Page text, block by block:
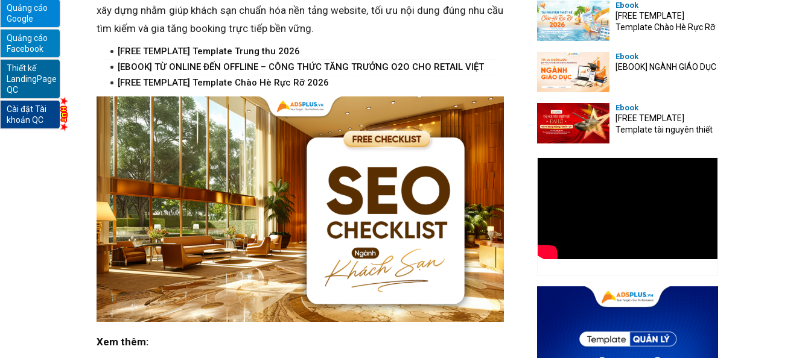
marketing
online
xây dựng nhằm giúp khách sạn chuẩn hóa nền tảng website, tối ưu nội dung đúng nhu cầu
tìm kiếm và gia tăng booking trực tiếp bền vững.
[FREE TEMPLATE] Template Trung thu 2026
[EBOOK] TỪ ONLINE ĐẾN OFFLINE – CÔNG THỨC TĂNG TRƯỞNG O2O CHO RETAIL VIỆT
[FREE TEMPLATE] Template Chào Hè Rực Rỡ 2026
Xem thêm:
Quảng cáo
Google
Quảng cáo
Facebook
Thiết kế
LandingPage
QC
Cài đặt Tài
khoản QC
Ebook
[FREE TEMPLATE]
Template Chào Hè Rực Rỡ
Ebook
[EBOOK] NGÀNH GIÁO DỤC
Ebook
[FREE TEMPLATE]
Template tài nguyên thiết